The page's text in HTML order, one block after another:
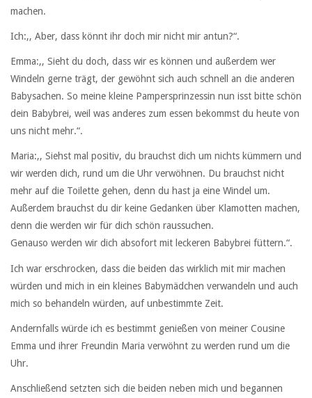
machen.
Ich:,, Aber, dass könnt ihr doch mir nicht mir antun?“.
Emma:,, Sieht du doch, dass wir es können und außerdem wer
Windeln gerne trägt, der gewöhnt sich auch schnell an die anderen
Babysachen. So meine kleine Pampersprinzessin nun isst bitte schön
dein Babybrei, weil was anderes zum essen bekommst du heute von
uns nicht mehr.“.
Maria:,, Siehst mal positiv, du brauchst dich um nichts kümmern und
wir werden dich, rund um die Uhr verwöhnen. Du brauchst nicht
mehr auf die Toilette gehen, denn du hast ja eine Windel um.
Außerdem brauchst du dir keine Gedanken über Klamotten machen,
denn die werden wir für dich schön raussuchen.
Genauso werden wir dich absofort mit leckeren Babybrei füttern.“.
Ich war erschrocken, dass die beiden das wirklich mit mir machen
würden und mich in ein kleines Babymädchen verwandeln und auch
mich so behandeln würden, auf unbestimmte Zeit.
Andernfalls würde ich es bestimmt genießen von meiner Cousine
Emma und ihrer Freundin Maria verwöhnt zu werden rund um die
Uhr.
Anschließend setzten sich die beiden neben mich und begannen